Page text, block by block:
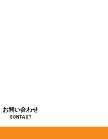
お問い合わせ
CONTACT